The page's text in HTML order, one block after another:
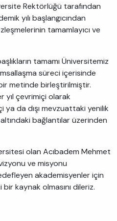
Rektörlüğü tarafından
yılı başlangıcından
tamamlayıcı ve
tamamı Üniversitemiz
süreci içerisinde
metinde birleştirilmiştir.
yıl çevrimiçi olarak
ya da dışı mevzuattaki yenilik
bağlantılar üzerinden
olan Acıbadem Mehmet
ve misyonu
akademisyenler için
kaynak olmasını dileriz.